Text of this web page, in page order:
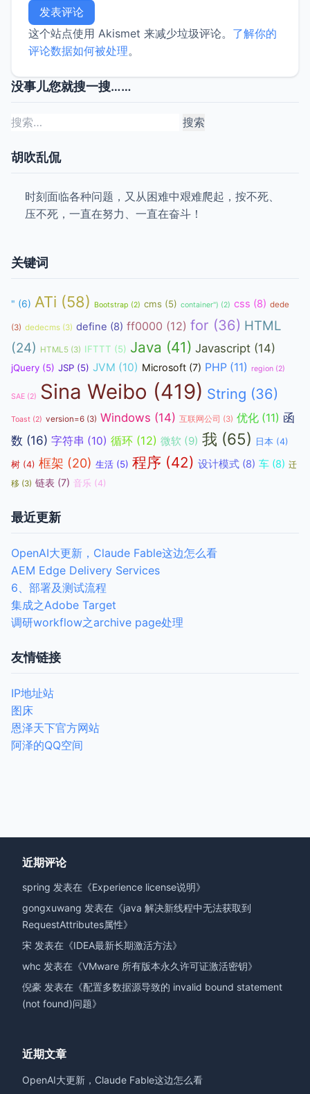
这个站点使用 Akismet 来减少垃圾评论。 了解你的
评论数据如何被处理。
没事儿您就搜一搜……
搜
胡吹乱侃
时刻面临各种问题，又从困难中艰难爬起，按不死、
压不死，一直在努力、一直在奋斗！
关键词
" (6) ATi (58) Bootstrap (2) cms (5) container") (2) css (8) dede
(3) dedecms (3) define (8) ff0000 (12) for (36) HTML
(24) HTML5 (3) IFTTT (5) Java (41) Javascript (14)
jQuery (5) JSP (5) JVM (10) Microsoft (7) PHP (11) region (2)
SAE (2) Sina Weibo (419) String (36)
Toast (2) version=6 (3) Windows (14) 互联网公司 (3) 优化 (11) 函
数 (16) 字符串 (10) 循环 (12) 微软 (9) 我 (65) 日本 (4)
树 (4) 框架 (20) 生活 (5) 程序 (42) 设计模式 (8) 车 (8) 迁
移 (3) 链表 (7) 音乐 (4)
最近更新
OpenAI大更新，Claude Fable这边怎么看
AEM Edge Delivery Services
6、部署及测试流程
集成之Adobe Target
调研workflow之archive page处理
友情链接
IP地址站
图床
恩泽天下官方网站
阿泽的QQ空间
近期评论
spring 发表在《Experience license说明》
gongxuwang 发表在《java 解决新线程中无法获取到
RequestAttributes属性》
宋 发表在《IDEA最新长期激活方法》
whc 发表在《VMware 所有版本永久许可证激活密钥》
倪豪 发表在《配置多数据源导致的 invalid bound statement
(not found)问题》
近期文章
OpenAI大更新，Claude Fable这边怎么看